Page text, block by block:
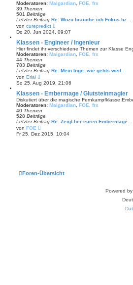
e
r
B
e
i
t
a
g
Moderatoren: Malgardian FOE
frx
39 Themen
501 Beiträge
Letzter Beitrag Re: Wozu brauche ich Fokus bz…
von curepredict
e
u
e
s
t
e
e
t
a
g
Do 20. Jun 2024, 09:07
Klassen - Engineer / Ingenieur
Hier findet ihr verschiedene Themen zur Klasse
Moderatoren: Malgardian FOE
frx
44 Themen
783 Beiträge
Letzter Beitrag Re: Mein Inge: wie gehts weit…
von Erial
u
s
t
e
r
B
e
i
So 25. Aug 2019, 21:06
Klassen - Embermage / Glutsteinmagier
Diskutiert über die magische Fernkampfklasse
Moderatoren: Malgardian FOE
frx
40 Themen
528 Beiträge
Letzter Beitrag Re: Zeigt her euren Embermage…
von FOE
e
u
B
e
Fr 25. Dez 2015, 10:04
Foren-Übersicht
Powered by